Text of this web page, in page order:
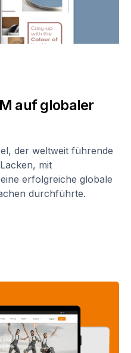
auf globaler
der weltweit führende
mit
erfolgreiche globale
durchführte.